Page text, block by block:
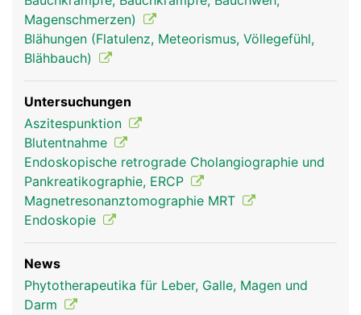
Magenschmerzen)
Blähungen (Flatulenz, Meteorismus, Völlegefühl,
Blähbauch)
Untersuchungen
Aszitespunktion
Blutentnahme
Endoskopische retrograde Cholangiographie und
Pankreatikographie, ERCP
Magnetresonanztomographie MRT
Endoskopie
News
Phytotherapeutika für Leber, Galle, Magen und
Darm